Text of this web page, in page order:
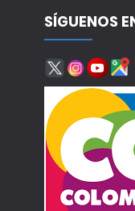
SÍGUENOS